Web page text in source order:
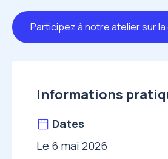
Participez à notre atelier sur
Informations
Dates
Le 6 mai 2026